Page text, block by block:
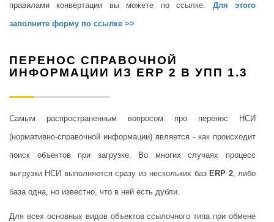
правилами конвертации вы можете по ссылке. Для этого
заполните форму по ссылке >>
ПЕРЕНОС СПРАВОЧНОЙ
ИНФОРМАЦИИ ИЗ ERP 2 В УПП 1.3
Самым распространенным вопросом про перенос НСИ
(нормативно-справочной информации) является - как происходит
поиск объектов при загрузке. Во многих случаях процесс
выгрузки НСИ выполняется сразу из нескольких баз ERP 2, либо
база одна, но известно, что в ней есть дубли.
Для всех основных видов объектов ссылочного типа при обмене